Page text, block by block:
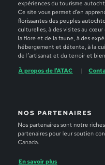
expériences du tourisme
Ce site vous permet d’en
florissantes des peuples
culturelles, à des visites au
la flore et de la faune, à des
hébergement et détente, à la
de l’artisanat et du terroir et
À propos de l’ATAC
NOS PARTENAIRES
Nos partenaires sont notre
partenaires pour leur soutien
Canada.
En savoir plus